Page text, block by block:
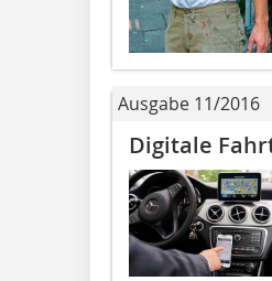
Ausgabe 11/2016
Digitale